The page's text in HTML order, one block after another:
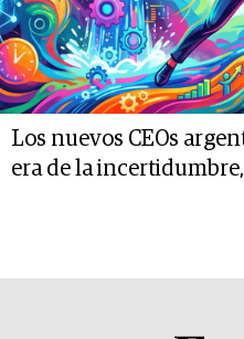
Los nuevos CEOs
era de la